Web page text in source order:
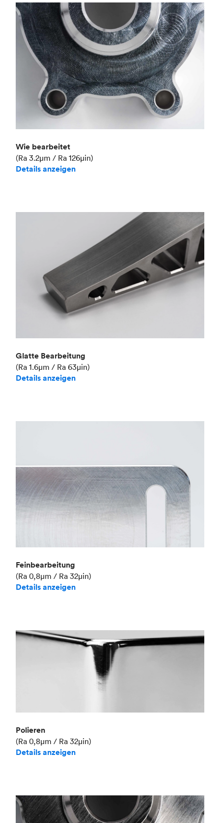
Branche Luft- und Raumfahrt
Wie bearbeitet
(Ra 3.2μm / Ra 126μin)
Details anzeigen
Glatte Bearbeitung
(Ra 1.6μm / Ra 63μin)
Details anzeigen
Feinbearbeitung
(Ra 0,8μm / Ra 32μin)
Details anzeigen
Polieren
(Ra 0,8μm / Ra 32μin)
Details anzeigen